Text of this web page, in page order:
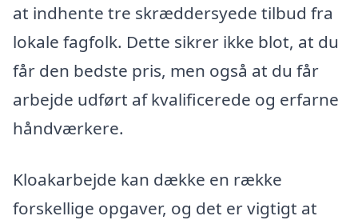
at indhente tre skræddersyede tilbud fra
lokale fagfolk. Dette sikrer ikke blot, at du
får den bedste pris, men også at du får
arbejde udført af kvalificerede og erfarne
håndværkere.
Kloakarbejde kan dække en række
forskellige opgaver, og det er vigtigt at